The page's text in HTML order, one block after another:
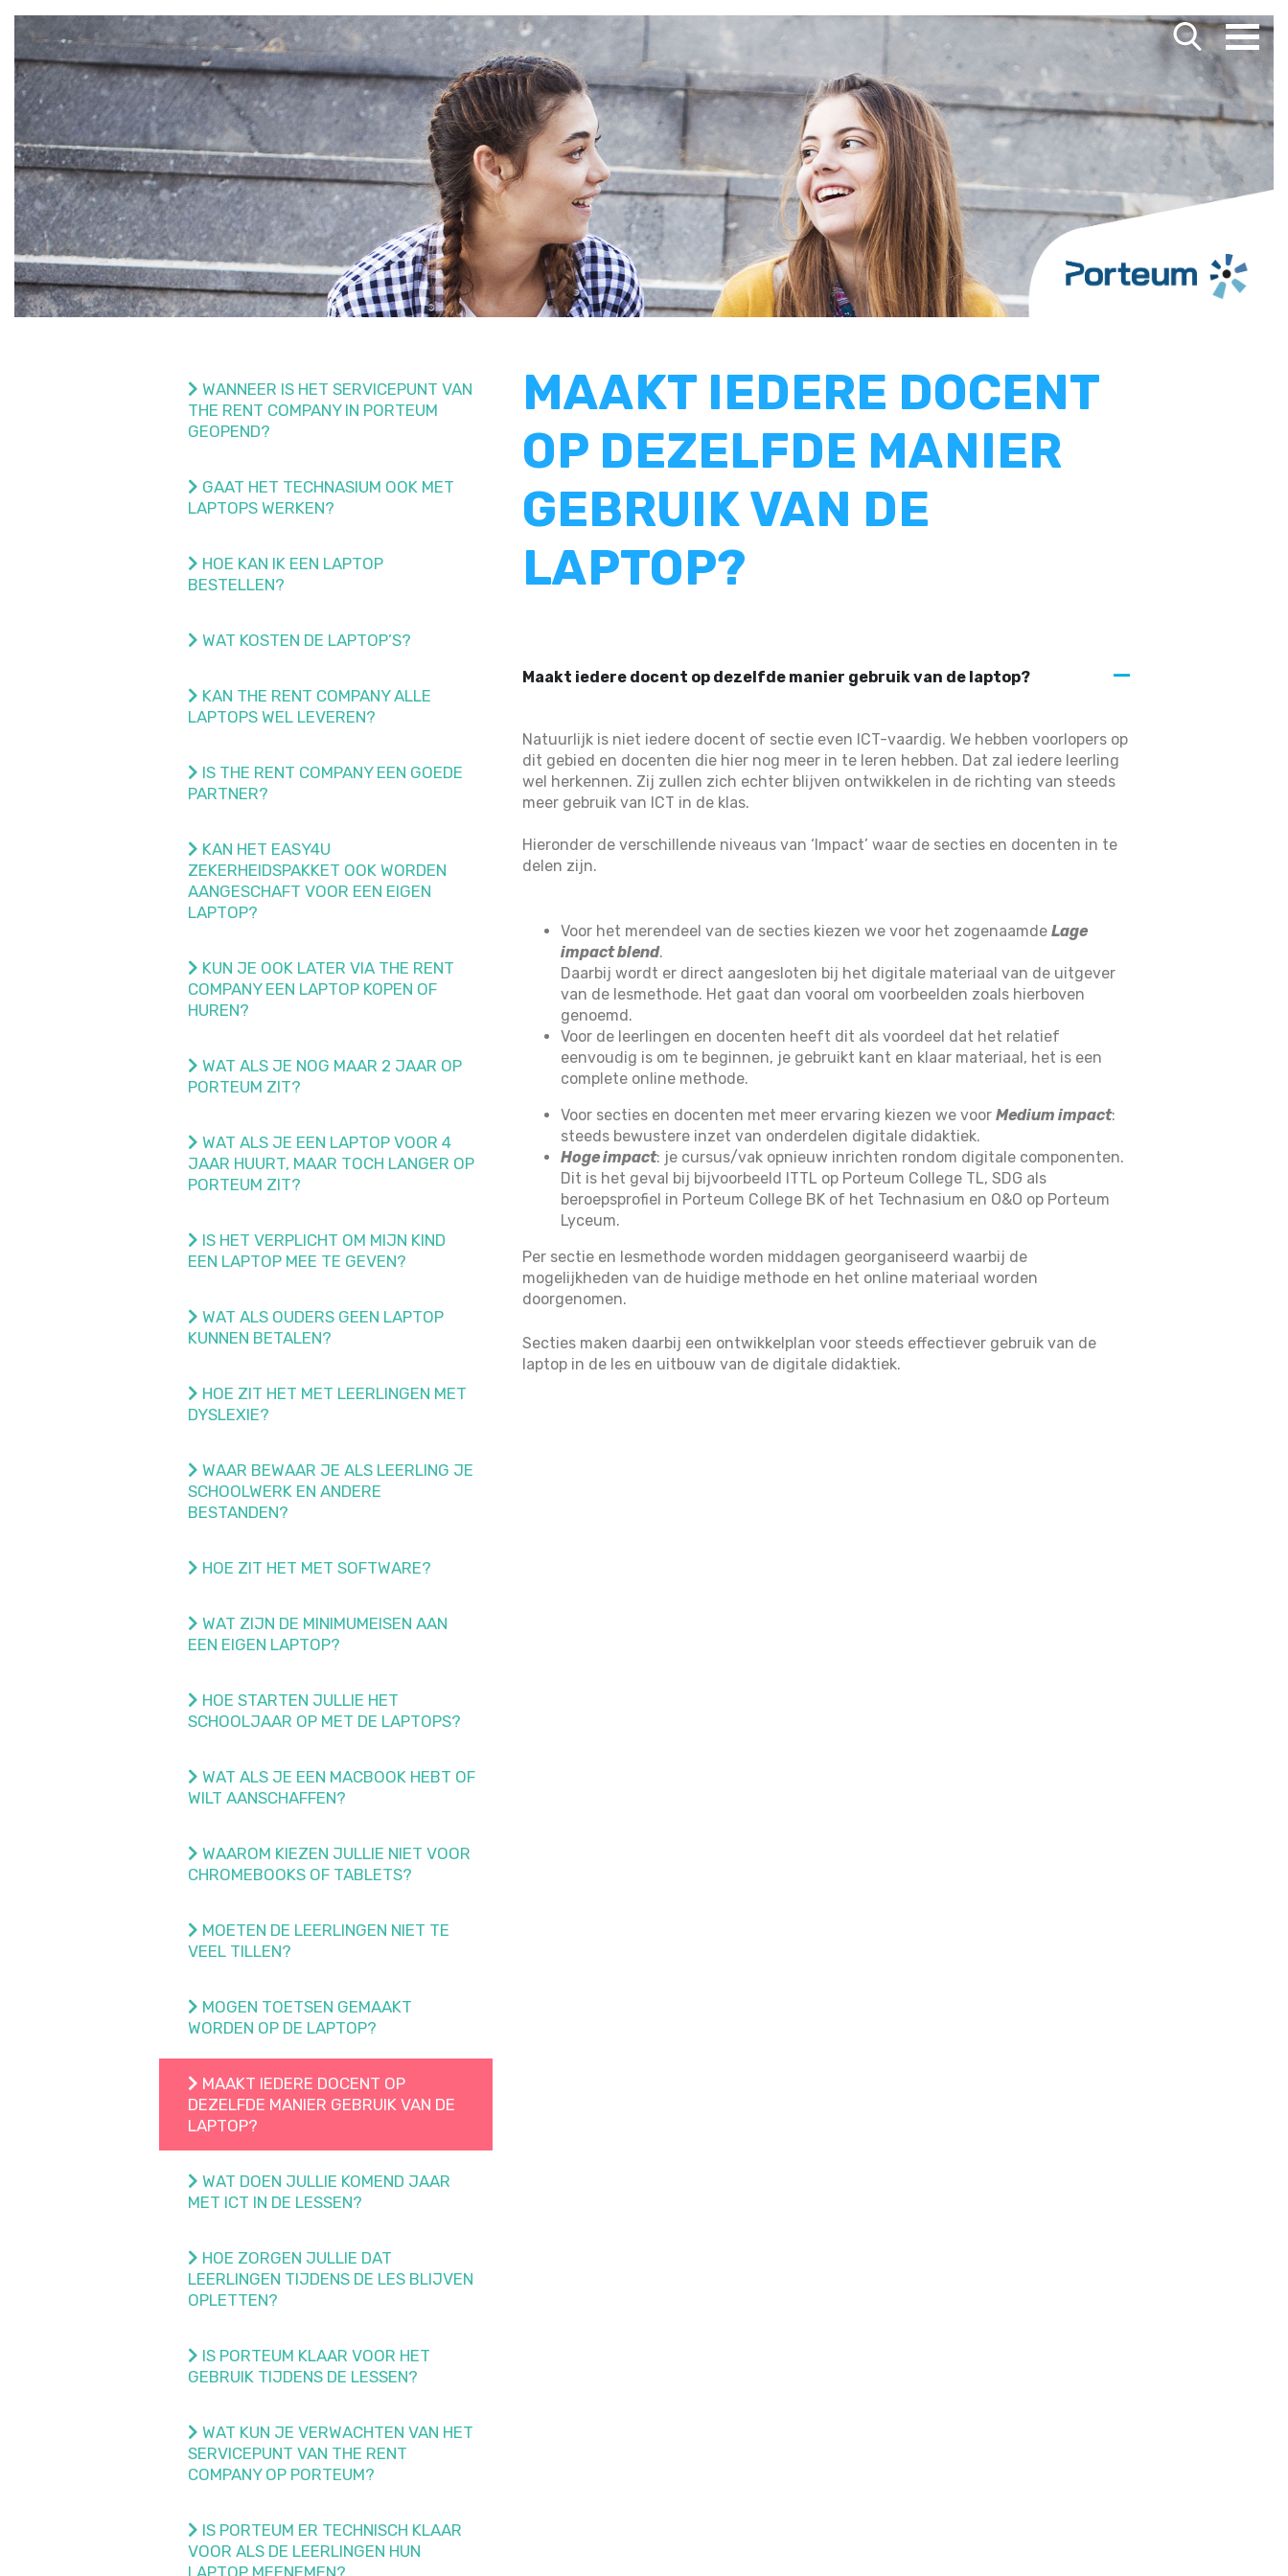
WANNEER IS HET SERVICEPUNT VAN
THE RENT COMPANY IN PORTEUM
GEOPEND?
GAAT HET TECHNASIUM OOK MET
LAPTOPS WERKEN?
HOE KAN IK EEN LAPTOP
BESTELLEN?
WAT KOSTEN DE LAPTOP’S?
KAN THE RENT COMPANY ALLE
LAPTOPS WEL LEVEREN?
IS THE RENT COMPANY EEN GOEDE
PARTNER?
KAN HET EASY4U
ZEKERHEIDSPAKKET OOK WORDEN
AANGESCHAFT VOOR EEN EIGEN
LAPTOP?
KUN JE OOK LATER VIA THE RENT
COMPANY EEN LAPTOP KOPEN OF
HUREN?
WAT ALS JE NOG MAAR 2 JAAR OP
PORTEUM ZIT?
WAT ALS JE EEN LAPTOP VOOR 4
JAAR HUURT, MAAR TOCH LANGER OP
PORTEUM ZIT?
IS HET VERPLICHT OM MIJN KIND
EEN LAPTOP MEE TE GEVEN?
WAT ALS OUDERS GEEN LAPTOP
KUNNEN BETALEN?
HOE ZIT HET MET LEERLINGEN MET
DYSLEXIE?
WAAR BEWAAR JE ALS LEERLING JE
SCHOOLWERK EN ANDERE
BESTANDEN?
HOE ZIT HET MET SOFTWARE?
WAT ZIJN DE MINIMUMEISEN AAN
EEN EIGEN LAPTOP?
HOE STARTEN JULLIE HET
SCHOOLJAAR OP MET DE LAPTOPS?
WAT ALS JE EEN MACBOOK HEBT OF
WILT AANSCHAFFEN?
WAAROM KIEZEN JULLIE NIET VOOR
CHROMEBOOKS OF TABLETS?
MOETEN DE LEERLINGEN NIET TE
VEEL TILLEN?
MOGEN TOETSEN GEMAAKT
WORDEN OP DE LAPTOP?
MAAKT IEDERE DOCENT OP
DEZELFDE MANIER GEBRUIK VAN DE
LAPTOP?
WAT DOEN JULLIE KOMEND JAAR
MET ICT IN DE LESSEN?
HOE ZORGEN JULLIE DAT
LEERLINGEN TIJDENS DE LES BLIJVEN
OPLETTEN?
IS PORTEUM KLAAR VOOR HET
GEBRUIK TIJDENS DE LESSEN?
WAT KUN JE VERWACHTEN VAN HET
SERVICEPUNT VAN THE RENT
COMPANY OP PORTEUM?
IS PORTEUM ER TECHNISCH KLAAR
VOOR ALS DE LEERLINGEN HUN
MAAKT IEDERE DOCENT
OP DEZELFDE MANIER
GEBRUIK VAN DE
LAPTOP?
A
Maakt iedere docent op dezelfde manier gebruik van de laptop?
Natuurlijk is niet iedere docent of sectie even ICT-vaardig. We hebben voorlopers op
dit gebied en docenten die hier nog meer in te leren hebben. Dat zal iedere leerling
wel herkennen. Zij zullen zich echter blijven ontwikkelen in de richting van steeds
meer gebruik van ICT in de klas.
Hieronder de verschillende niveaus van ‘Impact’ waar de secties en docenten in te
delen zijn.
Voor het merendeel van de secties kiezen we voor het zogenaamde Lage
impact blend.
Daarbij wordt er direct aangesloten bij het digitale materiaal van de uitgever
van de lesmethode. Het gaat dan vooral om voorbeelden zoals hierboven
genoemd.
Voor de leerlingen en docenten heeft dit als voordeel dat het relatief
eenvoudig is om te beginnen, je gebruikt kant en klaar materiaal, het is een
complete online methode.
Voor secties en docenten met meer ervaring kiezen we voor Medium impact:
steeds bewustere inzet van onderdelen digitale didaktiek.
Hoge impact: je cursus/vak opnieuw inrichten rondom digitale componenten.
Dit is het geval bij bijvoorbeeld ITTL op Porteum College TL, SDG als
beroepsprofiel in Porteum College BK of het Technasium en O&O op Porteum
Lyceum.
Per sectie en lesmethode worden middagen georganiseerd waarbij de
mogelijkheden van de huidige methode en het online materiaal worden
doorgenomen.
Secties maken daarbij een ontwikkelplan voor steeds effectiever gebruik van de
laptop in de les en uitbouw van de digitale didaktiek.